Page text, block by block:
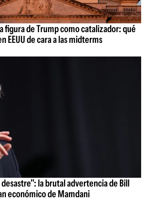
figura de Trump como catalizador: qué
EEUU de cara a las midterms
la brutal advertencia de Bill
económico de Mamdani